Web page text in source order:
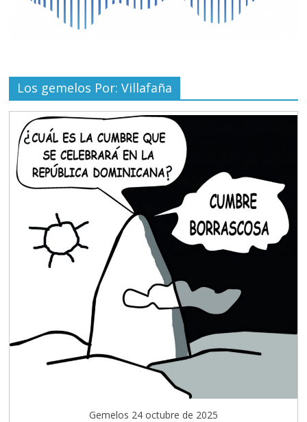
Los gemelos Por: Villafaña
Gemelos 24 octubre de 2025